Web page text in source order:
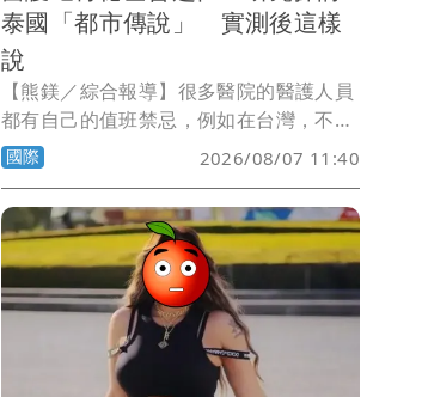
泰國「都市傳說」 實測後這樣
說
【熊鎂／綜合報導】很多醫院的醫護人員
都有自己的值班禁忌，例如在台灣，不少
醫護認為值班時收到鳳梨或鳳梨酥，可能
會忙到不可開交；而在泰國，流傳多年的
醫院「都市傳說」則與肯德基炸雞有關，
據說醫護只要值班時吃了肯德基，當天就
會忙到厭世。
國際 2026/08/07 11:40